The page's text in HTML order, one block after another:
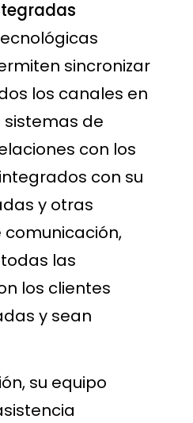
sincronizar
los canales en
sistemas de
con los
con su
y otras
las
los clientes
y sean
su equipo